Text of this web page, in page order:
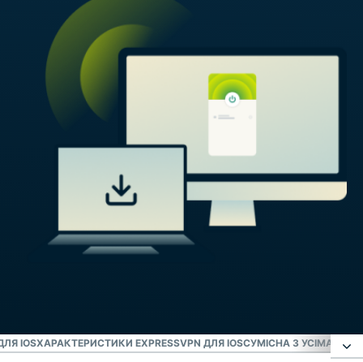
IOSХАРАКТЕРИСТИКИ EXPRESSVPN ДЛЯ IOSСУМІСНА З УСІМА